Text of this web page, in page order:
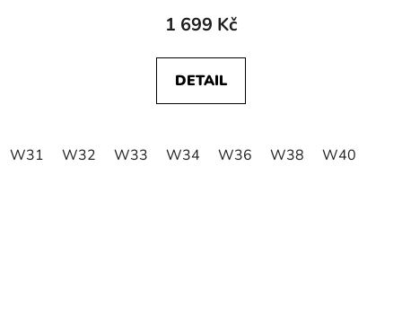
1 699 Kč
DETAIL
W31 W32 W33 W34 W36 W38 W40